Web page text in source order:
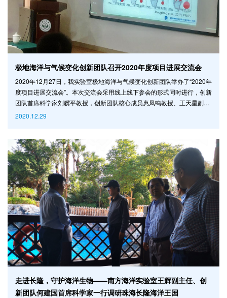
极地海洋与气候变化创新团队召开2020年度项目进展交流会
2020年12月27日，我实验室极地海洋与气候变化创新团队举办了“2020年
度项目进展交流会”。本次交流会采用线上线下参会的形式同时进行，创新
团队首席科学家刘骥平教授，创新团队核心成员惠凤鸣教授、王天星副教
授、黄华兵副教授、陈卓奇副教授、刘岩副教授，创新团队骨干成员何连
王兰宁教授，广东外语外贸大学罗颖教授，南京大学杨康副
2020.12.29
走进长隆，守护海洋生物——南方海洋实验室王辉副主任、创
新团队何建国首席科学家一行调研珠海长隆海洋王国